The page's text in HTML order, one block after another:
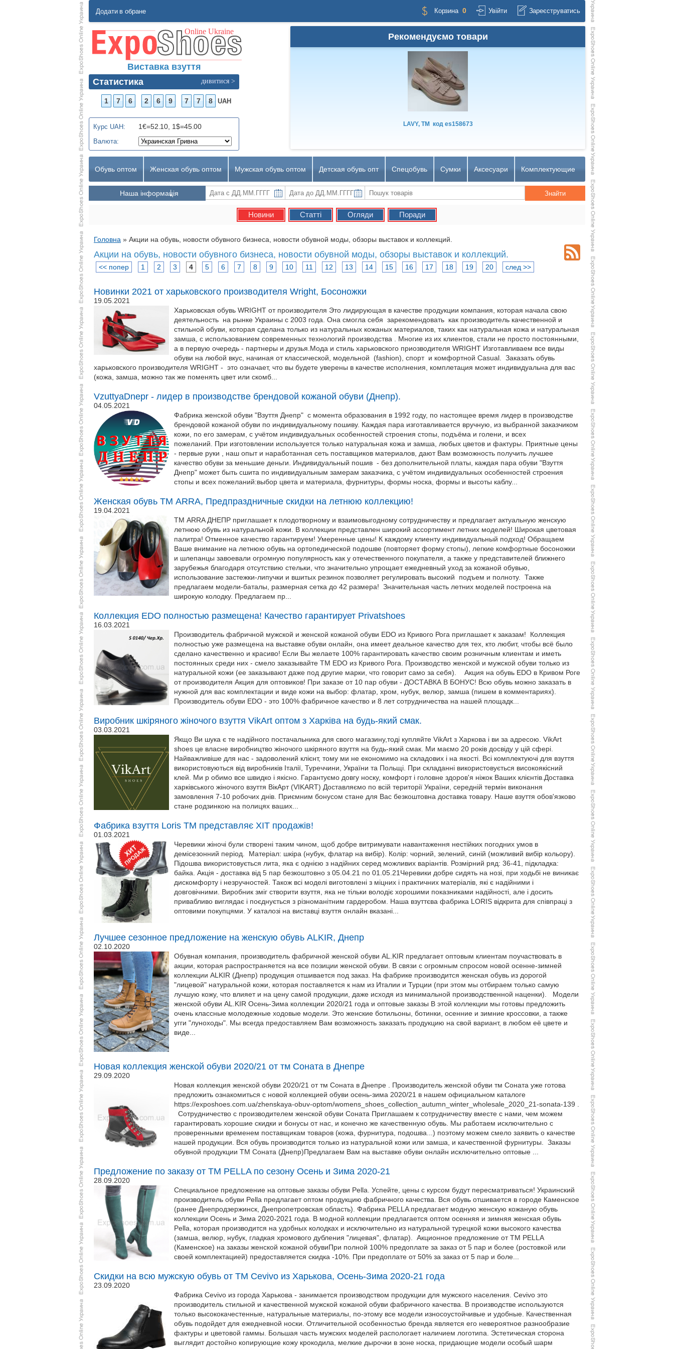
Додати в обране Корзина 0 Увійти Зареєструватись
Виставка взуття
Статистика
дивитися >
1 7 6 2 6 9 7 7 8 UAH
Курс UAH: 1€=52.10, 1$=45.00
Валюта:
Рекомендуємо товари
LAVY, TM кодes158673
Обувь оптом Женская обувь оптом Мужская обувь оптом Детская обувь опт Спецобувь Сумки Аксесуари Комплектующие
Наша інформація
Новини Статті Огляди Поради
Головна » Акции на обувь, новости обувного бизнеса, новости обувной моды, обзоры выставок и коллекций.
Акции на обувь, новости обувного бизнеса, новости обувной моды, обзоры выставок и коллекций.
<< попер 1 2 3 4 5 6 7 8 9 10 11 12 13 14 15 16 17 18 19 20 след >>
Новинки 2021 от харьковского производителя Wright, Босоножки
19.05.2021
Харьковская обувь WRIGHT от производителя Это лидирующая в качестве продукции компания, которая начала свою
деятельность на рынке Украины с 2003 года. Она смогла себя зарекомендовать как производитель качественной и
стильной обуви, которая сделана только из натуральных кожаных материалов, таких как натуральная кожа и натуральная
замша, с использованием современных технологий производства . Многие из их клиентов, стали не просто постоянными,
а в первую очередь - партнеры и друзья.Мода и стиль харьковского приозводителя WRIGHT Изготавливаем все виды
обуви на любой вкус, начиная от классической, модельной (fashion), спорт и комфортной Casual. Заказать обувь
харьковского производителя WRIGHT - это означает, что вы будете уверены в качестве исполнения, комплетация может индивидуальна для вас
(кожа, замша, можно так же поменять цвет или скомб...
VzuttyaDnepr - лидер в производстве брендовой кожаной обуви (Днепр).
04.05.2021
Фабрика женской обуви "Взуття Днепр" с момента образования в 1992 году, по настоящее время лидер в производстве
брендовой кожаной обуви по индивидуальному пошиву. Каждая пара изготавливается вручную, из выбранной заказчиком
кожи, по его замерам, с учётом индивидуальных особенностей строения стопы, подъёма и голени, и всех
пожеланий. При изготовлении используется только натуральная кожа и замша, любых цветов и фактуры. Приятные цены
- первые руки , наш опыт и наработанная сеть поставщиков материалов, дают Вам возможность получить лучшее
качество обуви за меньшие деньги. Индивидуальный пошив - без дополнительной платы, каждая пара обуви "Взуття
Днепр" может быть сшита по индивидуальным замерам заказчика, с учётом индивидуальных особенностей строения
стопы и всех пожеланий:выбор цвета и материала, фурнитуры, формы носка, формы и высоты каблу...
Женская обувь ТМ ARRA, Предпраздничные скидки на летнюю коллекцию!
19.04.2021
ТМ ARRA ДНЕПР приглашает к плодотворному и взаимовыгодному сотрудничеству и предлагает актуальную женскую
летнюю обувь из натуральной кожи. В коллекции представлен широкий ассортимент летних моделей! Широкая цветовая
палитра! Отменное качество гарантируем! Умеренные цены! К каждому клиенту индивидуальный подход! Обращаем
Ваше внимание на летнюю обувь на ортопедической подошве (повторяет форму стопы), легкие комфортные босоножки
и шлепанцы завоевали огромную популярность как у отечественного покупателя, а также у представителей ближнего
зарубежья благодаря отсутствию стельки, что значительно упрощает ежедневный уход за кожаной обувью,
использование застежки-липучки и вшитых резинок позволяет регулировать высокий подъем и полноту. Также
предлагаем модели-баталы, размерная сетка до 42 размера! Значительная часть летних моделей построена на
широкую колодку. Предлагаем пр...
Коллекция EDO полностью размещена! Качество гарантирует Privatshoes
16.03.2021
Производитель фабричной мужской и женской кожаной обуви EDO из Кривого Рога приглашает к заказам! Коллекция
полностью уже размещена на выставке обуви онлайн, она имеет деальное качество для тех, кто любит, чтобы всё было
сделано качественно и красиво! Если Вы желаете 100% гарантировать качество своим розничным клиентам и иметь
постоянных среди них - смело заказывайте ТМ EDO из Кривого Рога. Производство женской и мужской обуви только из
натуральной кожи (ее заказывают даже под другие марки, что говорит само за себя). Акция на обувь EDO в Кривом Роге
от производителя Акция для оптовиков! При заказе от 10 пар обуви - ДОСТАВКА В БОНУС! Всю обувь можно заказать в
нужной для вас комплектации и виде кожи на выбор: флатар, хром, нубук, велюр, замша (пишем в комментариях).
Производитель обуви EDO - это 100% фабричное качество и 8 лет сотрудничества на нашей площадк...
Виробник шкіряного жіночого взуття VikArt оптом з Харківа на будь-який смак.
03.03.2021
Якщо Ви шука є те надійного постачальника для свого магазину,тоді купляйте VikArt з Харкова і ви за адресою. VikArt
shoes це власне виробництво жіночого шкіряного взуття на будь-який смак. Ми маємо 20 років досвіду у цій сфері.
Найважливіше для нас - задоволений клієнт, тому ми не економимо на складових і на якості. Всі комплектуючі для взуття
використовуються від виробників Італії, Туреччини, України та Польщі. При складанні використовується високоякісний
клей. Ми р обимо все швидко і якісно. Гарантуємо довгу носку, комфорт і головне здоров'я ніжок Ваших клієнтів.Доставка
харківського жіночого взуття ВікАрт (VIKART) Доставляємо по всій території України, середній термін виконання
замовлення 7-10 робочих днів. Приємним бонусом стане для Вас безкоштовна доставка товару. Наше взуття обов'язково
стане родзинкою на полицях ваших...
Фабрика взуття Loris TM представляє ХІТ продажів!
01.03.2021
Черевики жіночі були створені таким чином, щоб добре витримувати навантаження нестійких погодних умов в
демісезонний період. Матеріал: шкіра (нубук, флатар на вибір). Колір: чорний, зелений, синій (можливий вибір кольору).
Підошва використовується лита, яка є однією з надійних серед можливих варіантів. Розмірний ряд: 36-41, підкладка:
байка. Акція - доставка від 5 пар безкоштовно з 05.04.21 по 01.05.21Черевики добре сидять на нозі, при ходьбі не виникає
дискомфорту і незручностей. Також всі моделі виготовлені ​​з міцних і практичних матеріалів, які є надійними і
довговічними. Виробник зміг створити взуття, яка не тільки володіє хорошими показниками надійності, але і досить
привабливо виглядає і поєднується з різноманітним гардеробом. Наша взуттєва фабрика LORIS відкрита для співпраці з
оптовими покупцями. У каталозі на виставці взуття онлайн вказані...
Лучшее сезонное предложение на женскую обувь ALKIR, Днепр
02.10.2020
Обувная компания, производитель фабричной женской обуви AL.KIR предлагает оптовым клиентам поучаствовать в
акции, которая распространяется на все позиции женской обуви. В связи с огромным спросом новой осенне-зимней
коллекции ALKIR (Днепр) продукция отшивается под заказ. На фабрике производится женская обувь из дорогой
"лицевой" натуральной кожи, которая поставляется к нам из Италии и Турции (при этом мы отбираем только самую
лучшую кожу, что влияет и на цену самой продукции, даже исходя из минимальной производственной наценки). Модели
женской обуви AL.KIR Осень-Зима коллекции 2020/21 года и оптовые заказы В этой коллекции мы готовы предложить
очень классные молодежные ходовые модели. Это женские ботильоны, ботинки, осенние и зимние кроссовки, а также
угги "луноходы". Мы всегда предоставляем Вам возможность заказать продукцию на свой вариант, в любом её цвете и
виде...
Новая коллекция женской обуви 2020/21 от тм Соната в Днепре
29.09.2020
Новая коллекция женской обуви 2020/21 от тм Соната в Днепре . Производитель женской обуви тм Соната уже готова
предложить ознакомиться с новой коллекцией обуви осень-зима 2020/21 в нашем официальном каталоге
https://exposhoes.com.ua/zhenskaya-obuv-optom/womens_shoes_collection_autumn_winter_wholesale_2020_21-sonata-139 .
Сотрудничество с производителем женской обуви Соната Приглашаем к сотрудничеству вместе с нами, чем можем
гарантировать хорошие скидки и бонусы от нас, и конечно же качественную обувь. Мы работаем исключительно с
проверенными временем поставщикам товаров (кожа, фурнитура, подошва...) поэтому можем смело заявить о качестве
нашей продукции. Вся обувь производится только из натуральной кожи или замша, и качественной фурнитуры. Заказы
обувной продукции ТМ Соната (Днепр)Предлагаем Вам на выставке обуви онлайн исключительно оптовые ...
Предложение по заказу от ТМ PELLA по сезону Осень и Зима 2020-21
28.09.2020
Специальное предложение на оптовые заказы обуви Pella. Успейте, цены с курсом будут пересматриваться! Украинский
производитель обуви Pella предлагает оптом продукцию фабричного качества. Вся обувь отшивается в городе Каменское
(ранее Днепродзержинск, Днепропетровская область). Фабрика PELLA предлагает модную женскую кожаную обувь
коллекции Осень и Зима 2020-2021 года. В модной коллекции предлагается оптом осенняя и зимняя женская обувь
Pella, которая производится на удобных колодках и исключительно из натуральной турецкой кожи высокого качества
(замша, велюр, нубук, гладкая хромового дубления "лицевая", флатар). Акционное предложение от ТМ PELLA
(Каменское) на заказы женской кожаной обувиПри полной 100% предоплате за заказ от 5 пар и более (ростовкой или
своей комплектацией) предоставляется скидка -10%. При предоплате от 50% за заказ от 5 пар и боле...
Скидки на всю мужскую обувь от TM Cevivo из Харькова, Осень-Зима 2020-21 года
23.09.2020
Фабрика Cevivo из города Харькова - занимается производством продукции для мужского населения. Cevivo это
производитель стильной и качественной мужской кожаной обуви фабричного качества. В производстве используются
только высококачестенные, натуральные материалы, по-этому все модели износоустойчивые и удобные. Качественная
обувь подойдет для ежедневной носки. Отличительной особенностью бренда является его невероятное разнообразие
фактуры и цветовой гаммы. Большая часть мужских моделей распологает наличием логотипа. Эстетическая сторона
выглядит достойно копирующие кожу крокодила, мелкие дырочки в зоне носка, придающие модели особый шарм